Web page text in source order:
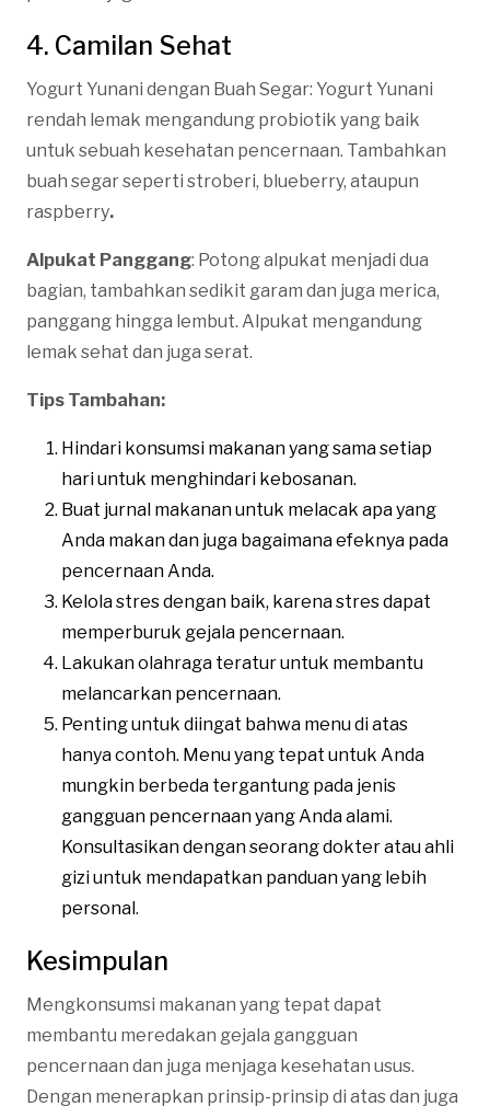
4. Camilan Sehat
Yogurt Yunani dengan Buah Segar: Yogurt Yunani
rendah lemak mengandung probiotik yang baik
untuk sebuah kesehatan pencernaan. Tambahkan
buah segar seperti stroberi, blueberry, ataupun
raspberry.
Alpukat Panggang: Potong alpukat menjadi dua
bagian, tambahkan sedikit garam dan juga merica,
panggang hingga lembut. Alpukat mengandung
lemak sehat dan juga serat.
Tips Tambahan:
Hindari konsumsi makanan yang sama setiap
hari untuk menghindari kebosanan.
Buat jurnal makanan untuk melacak apa yang
Anda makan dan juga bagaimana efeknya pada
pencernaan Anda.
Kelola stres dengan baik, karena stres dapat
memperburuk gejala pencernaan.
Lakukan olahraga teratur untuk membantu
melancarkan pencernaan.
Penting untuk diingat bahwa menu di atas
hanya contoh. Menu yang tepat untuk Anda
mungkin berbeda tergantung pada jenis
gangguan pencernaan yang Anda alami.
Konsultasikan dengan seorang dokter atau ahli
gizi untuk mendapatkan panduan yang lebih
personal.
Kesimpulan
Mengkonsumsi makanan yang tepat dapat
membantu meredakan gejala gangguan
pencernaan dan juga menjaga kesehatan usus.
Dengan menerapkan prinsip-prinsip di atas dan juga